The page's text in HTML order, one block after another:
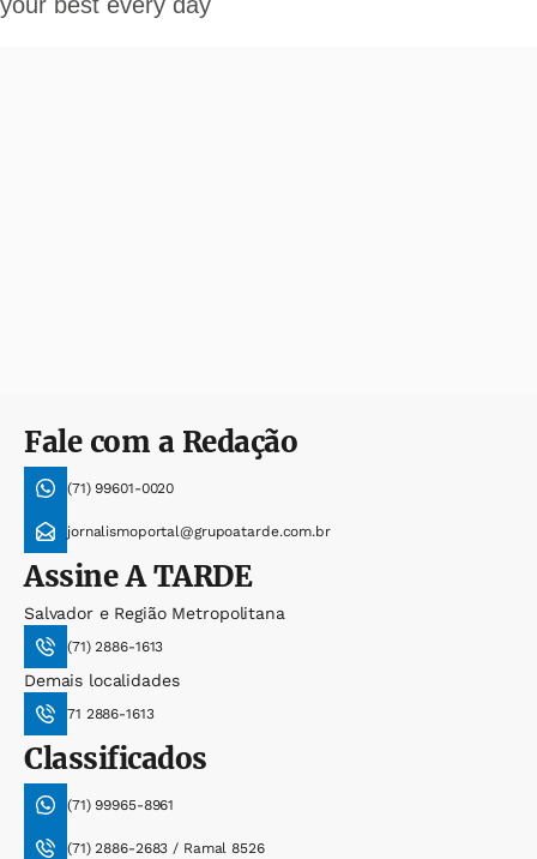
Fale com a Redação
(71) 99601-0020
jornalismoportal@grupoatarde.com.br
AssineA TARDE
Salvador e Região Metropolitana
(71) 2886-1613
Demais localidades
71 2886-1613
Classificados
(71) 99965-8961
(71) 2886-2683 / Ramal 8526